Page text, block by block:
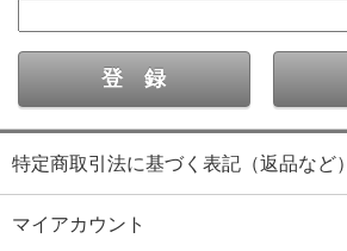
特定商取引法に基づく表記（返品など）
マイアカウント